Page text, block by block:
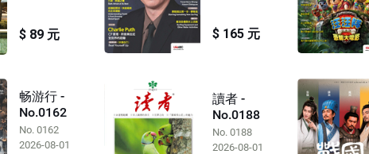
$ 89 元 $ 165 元
畅游行 -
No.0162
No. 0162
2026-08-01
讀者 -
No.0188
No. 0188
2026-08-01